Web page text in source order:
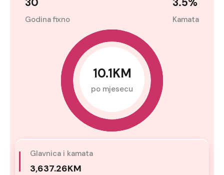
Godina fixno Kamata
10.1KM
po mjesecu
Glavnica i kamata
3,637.26KM